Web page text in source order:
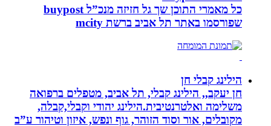
כל מאמרי התוכן שך גל חזיזה מנכ”ל buypost
שפורסמו באתר תל אביב ברשת mcity
הילינג קבלי חן
חן יעקב,, הילינג קבלי, תל אביב, מטפלים ברפואה
משלימה ואלטרנטיבית.הילינג יהודי וקבלי,קבלה,
מקובלים, אור וסוד הזוהר, גוף ונפש, איזון וטיהור ע”ב